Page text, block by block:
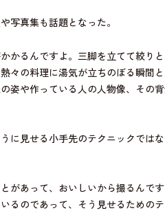
写真集も話題となった。
かるんですよ。三脚を立てて絞り
々の料理に湯気が立ちのぼる瞬間
姿や作っている人の人物像、その
に見せる小手先のテクニックでは
があって、おいしいから撮るんで
るのであって、そう見せるための